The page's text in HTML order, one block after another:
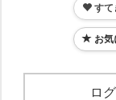
すて
お
ロ